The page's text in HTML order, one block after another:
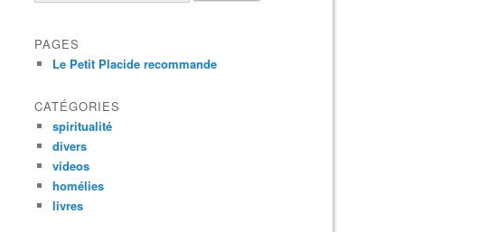
PAGES
Le Petit Placide recommande
CATÉGORIES
spiritualité
divers
videos
homélies
livres